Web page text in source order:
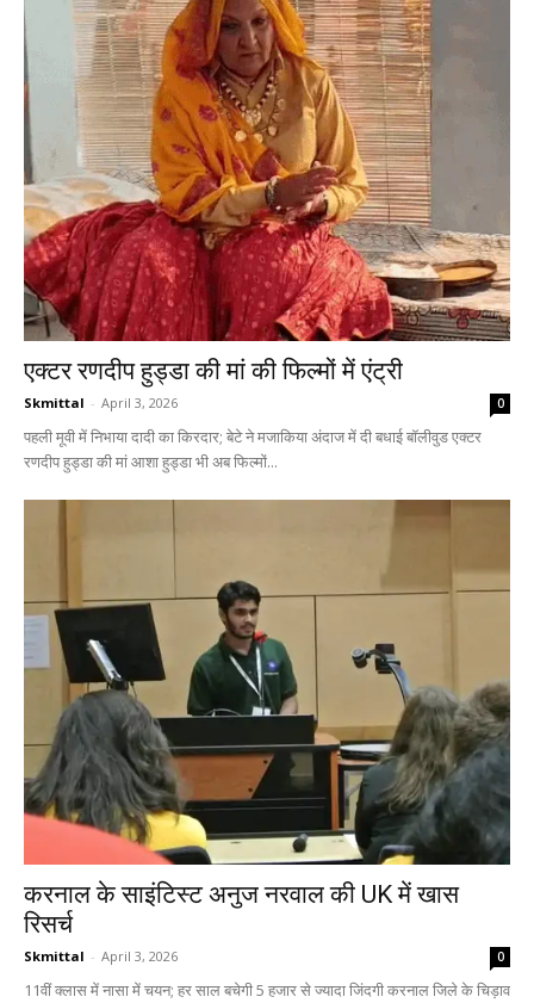
एक्टर रणदीप हुड्डा की मां की फिल्मों में एंट्री
Skmittal - April 3, 2026 0
पहली मूवी में निभाया दादी का किरदार; बेटे ने मजाकिया अंदाज में दी बधाई बॉलीवुड एक्टर
रणदीप हुड्डा की मां आशा हुड्डा भी अब फिल्मों...
करनाल के साइंटिस्ट अनुज नरवाल की UK में खास
रिसर्च
Skmittal - April 3, 2026 0
11वीं क्लास में नासा में चयन; हर साल बचेगी 5 हजार से ज्यादा जिंदगी करनाल जिले के चिड़ाव